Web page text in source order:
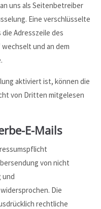
uns als Seitenbetreiber
Eine verschlüsselte
Adresszeile des
und an dem
aktiviert ist, können die
von Dritten mitgelesen
E-Mails
von nicht
und
Die
rechtliche